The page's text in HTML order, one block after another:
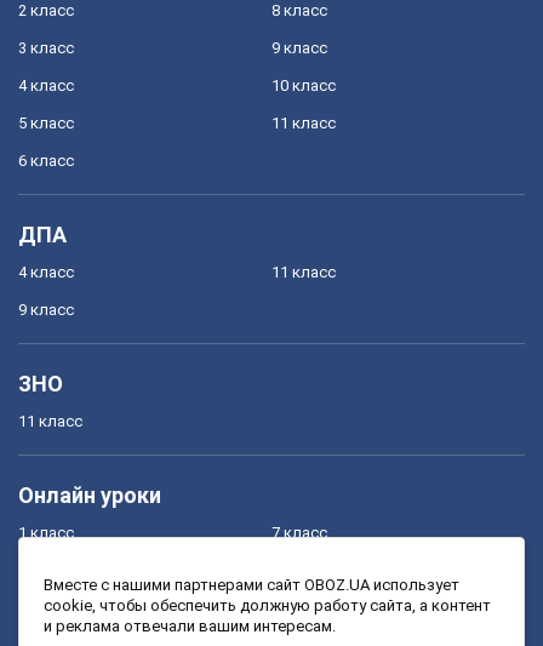
2 класс
3 класс
4 класс
5 класс
6 класс
8 класс
9 класс
10 класс
11 класс
ДПА
4 класс
9 класс
11 класс
ЗНО
11 класс
Онлайн уроки
1 класс
3 класс
7 класс
9 класс
Вместе с нашими партнерами сайт OBOZ.UA использует
cookie, чтобы обеспечить должную работу сайта, а контент
и реклама отвечали вашим интересам.